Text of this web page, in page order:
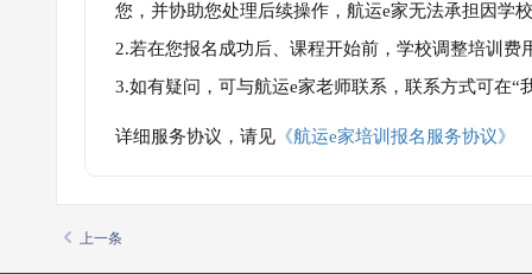
您，并协助您处理后续操作，航运e家无法承担因学
2.若在您报名成功后、课程开始前，学校调整培训
3.如有疑问，可与航运e家老师联系，联系方式可在
详细服务协议，请见 《航运e家培训报名服务协议》
上一条